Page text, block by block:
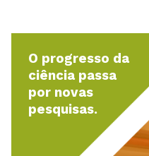
O progresso da
ciência passa
por novas
pesquisas.